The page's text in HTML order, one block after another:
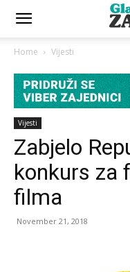
Home Vijesti
Vijesti
Zabjelo
konkurs za
filma
November 21, 2018